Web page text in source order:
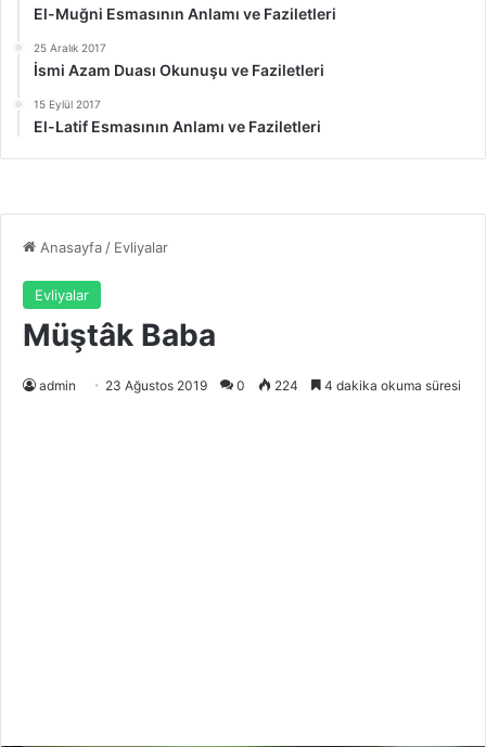
El-Muğni Esmasının Anlamı ve Faziletleri
25 Aralık 2017
İsmi Azam Duası Okunuşu ve Faziletleri
15 Eylül 2017
El-Latif Esmasının Anlamı ve Faziletleri